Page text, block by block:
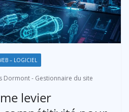
– LOGICIEL
Dormont - Gestionnaire du site
levier